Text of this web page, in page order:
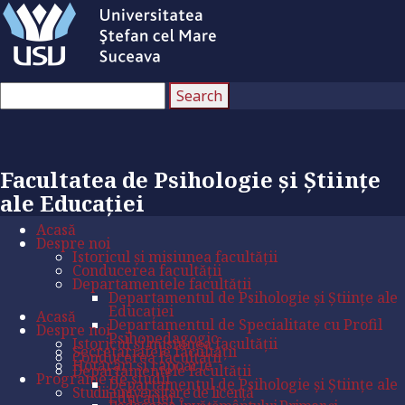
Facultatea de Psihologie și Științe
ale Educației
Acasă
Despre noi
Istoricul și misiunea facultății
Conducerea facultății
Departamentele facultății
Departamentul de Psihologie și Științe ale
Educației
Departamentul de Specialitate cu Profil
Psihopedagogic
Secretariatele facultății
Hotărâri și rapoarte
Programe de studii
Studii universitare de licență
Acasă
Despre noi
Istoricul și misiunea facultății
Conducerea facultății
Departamentele facultății
Departamentul de Psihologie și Științe ale
Educației